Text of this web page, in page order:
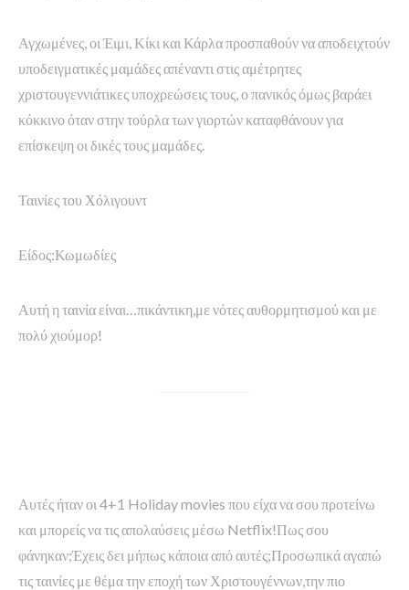
Αγχωμένες, οι Έιμι, Κίκι και Κάρλα προσπαθούν να αποδειχτούν
υποδειγματικές μαμάδες απέναντι στις αμέτρητες
χριστουγεννιάτικες υποχρεώσεις τους, ο πανικός όμως βαράει
κόκκινο όταν στην τούρλα των γιορτών καταφθάνουν για
επίσκεψη οι δικές τους μαμάδες.
Ταινίες του Χόλιγουντ
Είδος:Κωμωδίες
Αυτή η ταινία είναι…πικάντικη,με νότες αυθορμητισμού και με
πολύ χιούμορ!
Αυτές ήταν οι 4+1 Holiday movies που είχα να σου προτείνω
και μπορείς να τις απολαύσεις μέσω Netflix!Πως σου
φάνηκαν;Έχεις δει μήπως κάποια από αυτές;Προσωπικά αγαπώ
τις ταινίες με θέμα την εποχή των Χριστουγέννων,την πιο